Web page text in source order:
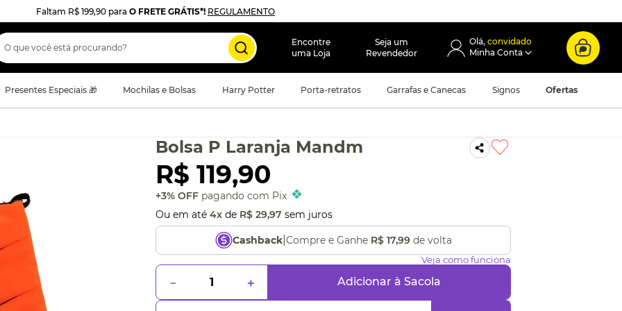
Faltam R$ 199,90 para O FRETE GRÁTIS*! REGULAMENTO
que você está procurando?
Encontre
uma Loja
Seja um
Revendedor
convidado
Presentes Especiais 🎁 Mochilas e Bolsas Harry Potter Porta-retratos Garrafas e Canecas Signos Ofertas
Bolsa P Laranja Mandm
R$ 119,90
+3% OFF pagando com Pix
Ou em até 4x de R$ 29,97 sem juros
Cashback| Compre e Ganhe R$ 17,99de volta
Veja como funciona
＋
－ Adicionar à Sacola